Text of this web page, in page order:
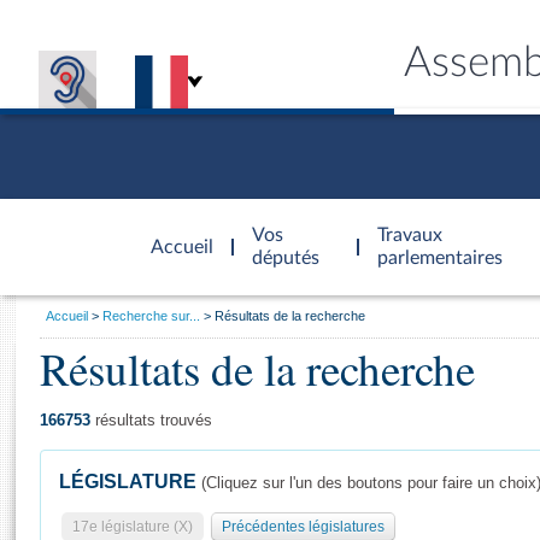
Accueil
d'accueil
Vos
députés
Travaux
parlementaires
Général
Vous
Accueil Recherche sur... Résultats de la recherche
Résultats de la recherche
166753 résultats trouvés
LÉGISLATURE (Cliquez sur l'un des boutons pour faire un choix)
17e législature (X) Précédentes législatures